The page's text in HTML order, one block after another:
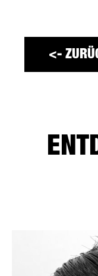
<-